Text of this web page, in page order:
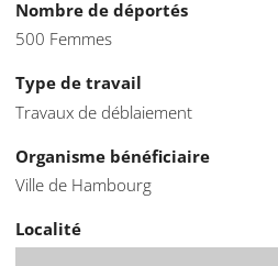
Nombre de déportés
500 Femmes
Type de travail
Travaux de déblaiement
Organisme bénéficiaire
Ville de Hambourg
Localité